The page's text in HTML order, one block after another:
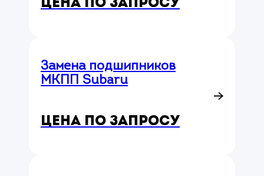
Цена по запросу
Замена подшипников
МКПП Subaru
Цена по запросу